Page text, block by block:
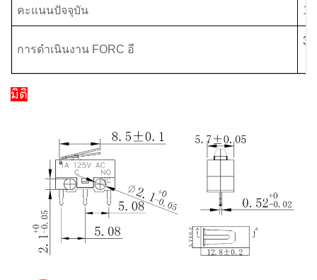
คะแนนปัจจุบัน 1A
การดำเนินงาน FORC อี
มิติ